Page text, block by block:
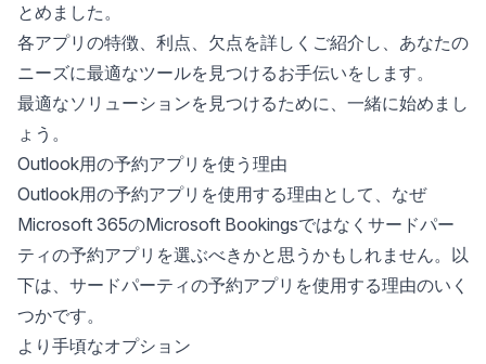
とめました。
各アプリの特徴、利点、欠点を詳しくご紹介し、あなたの
ニーズに最適なツールを見つけるお手伝いをします。
最適なソリューションを見つけるために、一緒に始めまし
ょう。
Outlook用の予約アプリを使う理由
Outlook用の予約アプリを使用する理由として、なぜ
Microsoft 365のMicrosoft Bookingsではなくサードパー
ティの予約アプリを選ぶべきかと思うかもしれません。以
下は、サードパーティの予約アプリを使用する理由のいく
つかです。
より手頃なオプション